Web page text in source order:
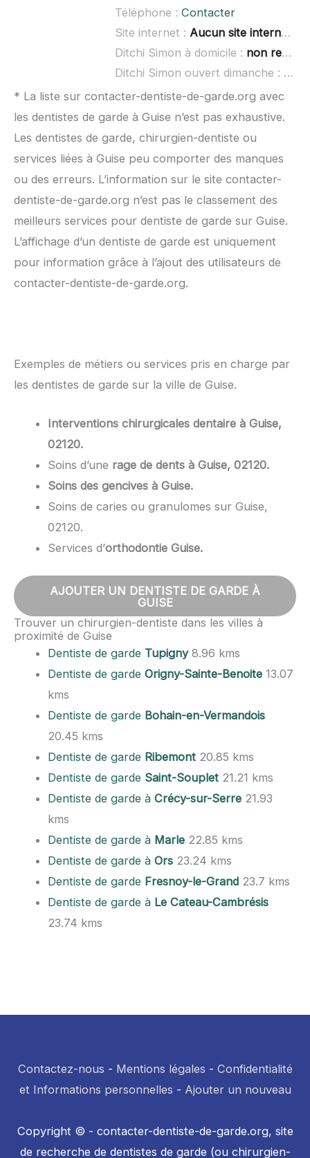
Téléphone : Contacter
Site internet : Aucun site internet connu
Ditchi Simon à domicile : non renseigné
Ditchi Simon ouvert dimanche :
non
* La liste sur contacter-dentiste-de-garde.org avec
les dentistes de garde à Guise n’est pas exhaustive.
Les dentistes de garde, chirurgien-dentiste ou
services liées à Guise peu comporter des manques
ou des erreurs. L’information sur le site contacter-
dentiste-de-garde.org n’est pas le classement des
meilleurs services pour dentiste de garde sur Guise.
L’affichage d’un dentiste de garde est uniquement
pour information grâce à l’ajout des utilisateurs de
contacter-dentiste-de-garde.org.
Exemples de métiers ou services pris en charge par
les dentistes de garde sur la ville de Guise.
Interventions chirurgicales dentaire à Guise,
02120.
Soins d’une rage de dents à Guise, 02120.
Soins des gencives à Guise.
Soins de caries ou granulomes sur Guise,
02120.
Services d’orthodontie Guise.
AJOUTER UN DENTISTE DE GARDE À
GUISE
Trouver un chirurgien-dentiste dans les villes à
proximité de Guise
Dentiste de garde Tupigny8.96 kms
Dentiste de gardeOrigny-Sainte-Benoite 13.07
kms
Dentiste de garde Bohain-en-Vermandois
20.45 kms
Dentiste de garde Ribemont 20.85 kms
Dentiste de garde Saint-Souplet 21.21 kms
Dentiste de garde àCrécy-sur-Serre 21.93
kms
Dentiste de garde à Marle 22.85 kms
Dentiste de garde àOrs 23.24 kms
Dentiste de garde Fresnoy-le-Grand 23.7 kms
Dentiste de garde à Le Cateau-Cambrésis
23.74 kms
Contactez-nous - Mentions légales - Confidentialité
et Informations personnelles - Ajouter un nouveau
Copyright © - contacter-dentiste-de-garde.org, site
de recherche de dentistes de garde (ou chirurgien-